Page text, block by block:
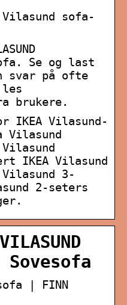
sofa-
Se og last
svar på ofte
brukere.
IKEA Vilasund-
IKEA Vilasund
3-
2-seters
Sovesofa
| FINN